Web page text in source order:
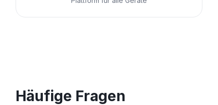
Häufige Fragen